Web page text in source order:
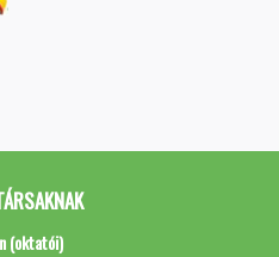
(oktatói)